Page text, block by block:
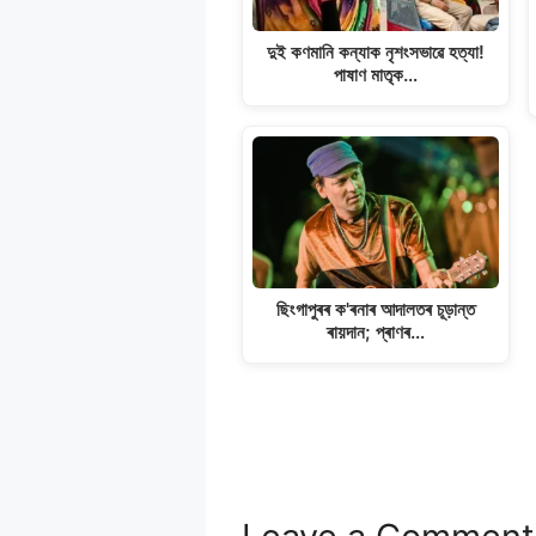
দুই কণমানি কন্যাক নৃশংসভাৱে হত্যা!
পাষাণ মাতৃক…
ছিংগাপুৰৰ ক'ৰনাৰ আদালতৰ চূড়ান্ত
ৰায়দান; প্ৰাণৰ…